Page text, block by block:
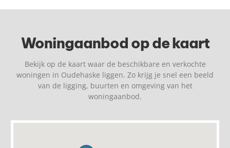
Woningaanbod op de kaart
Bekijk op de kaart waar de beschikbare en verkochte
woningen in Oudehaske liggen. Zo krijg je snel een beeld
van de ligging, buurten en omgeving van het
woningaanbod.